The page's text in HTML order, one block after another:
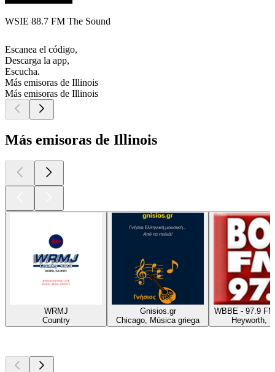
WSIE 88.7 FM The Sound
Escanea el código,
Descarga la app,
Escucha.
Más emisoras de Illinois
Más emisoras de Illinois
Más emisoras de Illinois
WRMJ
Country
Gnisios.gr
Chicago, Música griega
WBBE - 97.9
Heyworth,